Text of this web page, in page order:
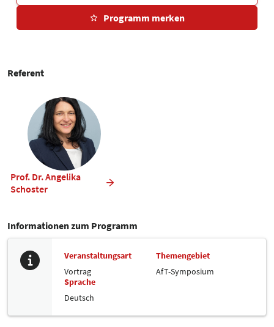
Programm merken
Referent
Prof. Dr. Angelika
Schoster
Informationen zum Programm
Veranstaltungsart
Vortrag
Themengebiet
AfT-Symposium
Sprache
Deutsch